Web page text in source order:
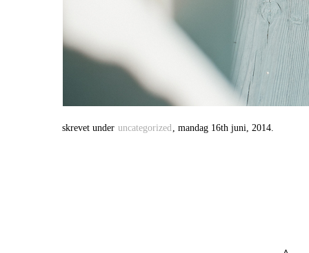
skrevet under uncategorized, mandag 16th juni, 2014.